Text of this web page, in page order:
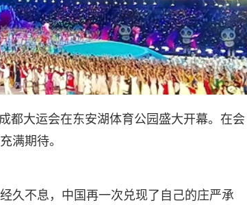
都大运会在东安湖体育公园盛大开幕。在会
满期待。
久不息，中国再一次兑现了自己的庄严承